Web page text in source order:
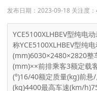
发布日期：2023-09-18 关注度：
YCE5100XLHBEV型纯电
称YCE5100XLHBEV型纯
(mm)6030×2480×2820整
(mm)××前排乘客3额定载
(°)16/40额定质量(kg)前
(kg)4400最高车速(km/